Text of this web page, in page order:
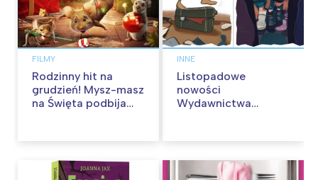
FILMY
Rodzinny hit na
grudzień! Mysz-masz
na Święta podbija
INNE
Listopadowe
nowości
Wydawnictwa